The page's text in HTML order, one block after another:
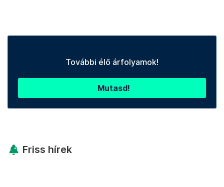
További élő árfolyamok!
Mutasd!
Friss hírek